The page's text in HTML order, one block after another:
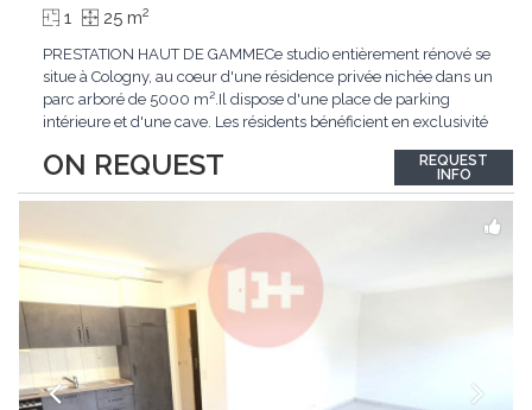
ON REQUEST
1 25 m2
PRESTATION HAUT DE GAMMECe studio entièrement rénové se
situe à Cologny, au coeur d'une résidence privée nichée dans un
parc arboré de 5000 m².Il dispose d'une place de parking
intérieure et d'une cave. Les résidents bénéficient en exclusivité
vélos et d'une salle de jeux.ACCESSIBILITÉAccessible en voiture
par la route de...
REQUEST
INFO